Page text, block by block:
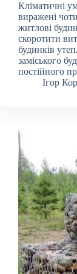
Кліматичні
виражені
житлові
скоротити
будинків
заміського
постійного
Ігор